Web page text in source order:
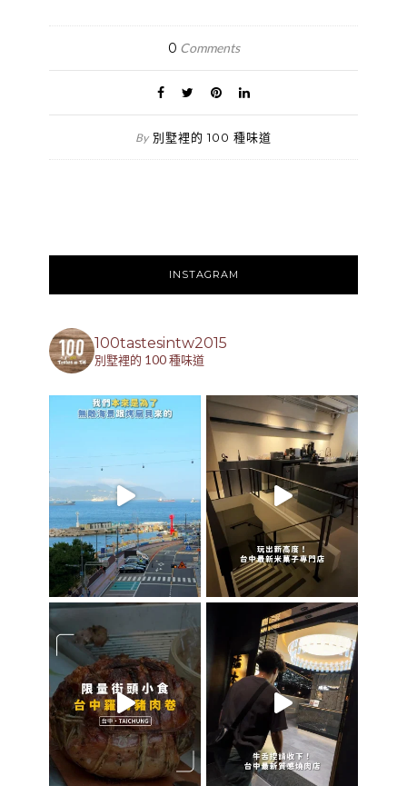
0 Comments
By 別墅裡的 100 種味道
INSTAGRAM
100tastesintw2015
別墅裡的 100 種味道